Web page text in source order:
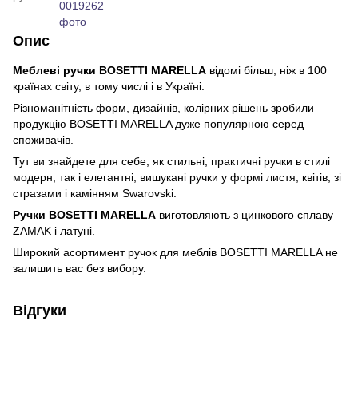
Опис
Меблеві ручки BOSETTI MARELLA відомі більш, ніж в 100
країнах світу, в тому числі і в Україні.
Різноманітність форм, дизайнів, колірних рішень зробили
продукцію BOSETTI MARELLA дуже популярною серед
споживачів.
Тут ви знайдете для себе, як стильні, практичні ручки в стилі
модерн, так і елегантні, вишукані ручки у формі листя, квітів, зі
стразами і камінням Swarovski.
Ручки BOSETTI MARELLA виготовляють з цинкового сплаву
ZAMAK і латуні.
Широкий асортимент ручок для меблів BOSETTI MARELLA не
залишить вас без вибору.
Відгуки